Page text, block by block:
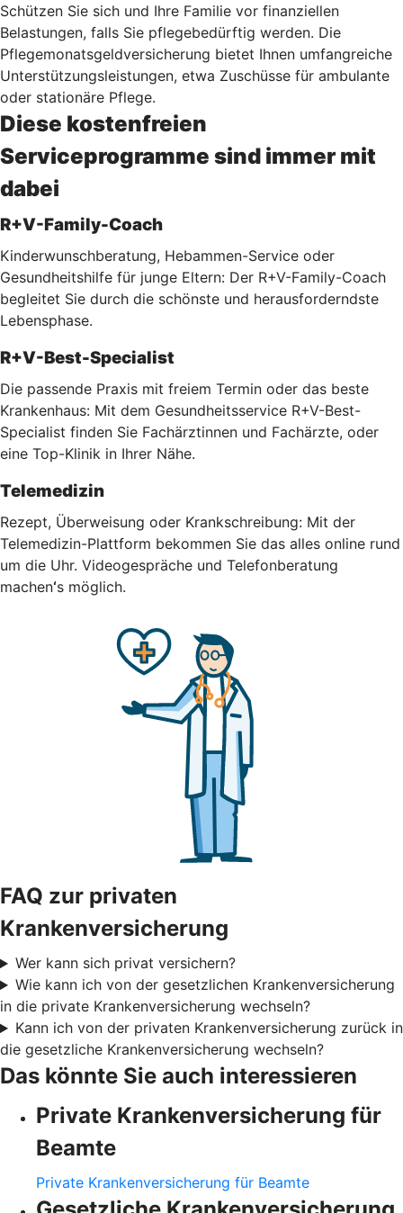
Schützen Sie sich und Ihre Familie vor finanziellen
Belastungen, falls Sie pflegebedürftig werden. Die
Pflegemonatsgeldversicherung bietet Ihnen umfangreiche
Unterstützungsleistungen, etwa Zuschüsse für ambulante
oder stationäre Pflege.
Diese kostenfreien
Serviceprogramme sind immer mit
dabei
R+V-Family-Coach
Kinderwunschberatung, Hebammen-Service oder
Gesundheitshilfe für junge Eltern: Der R+V-Family-Coach
begleitet Sie durch die schönste und herausforderndste
Lebensphase.
R+V-Best-Specialist
Die passende Praxis mit freiem Termin oder das beste
Krankenhaus: Mit dem Gesundheitsservice R+V-Best-
Specialist finden Sie Fachärztinnen und Fachärzte, oder
eine Top-Klinik in Ihrer Nähe.
Telemedizin
Rezept, Überweisung oder Krankschreibung: Mit der
Telemedizin-Plattform bekommen Sie das alles online rund
um die Uhr. Videogespräche und Telefonberatung
machen‘s möglich.
FAQ zur privaten
Krankenversicherung
Wer kann sich privat versichern?
Wie kann ich von der gesetzlichen Krankenversicherung
in die private Krankenversicherung wechseln?
Kann ich von der privaten Krankenversicherung zurück in
die gesetzliche Krankenversicherung wechseln?
Das könnte Sie auch interessieren
Private Krankenversicherung für
Beamte
Private Krankenversicherung für Beamte